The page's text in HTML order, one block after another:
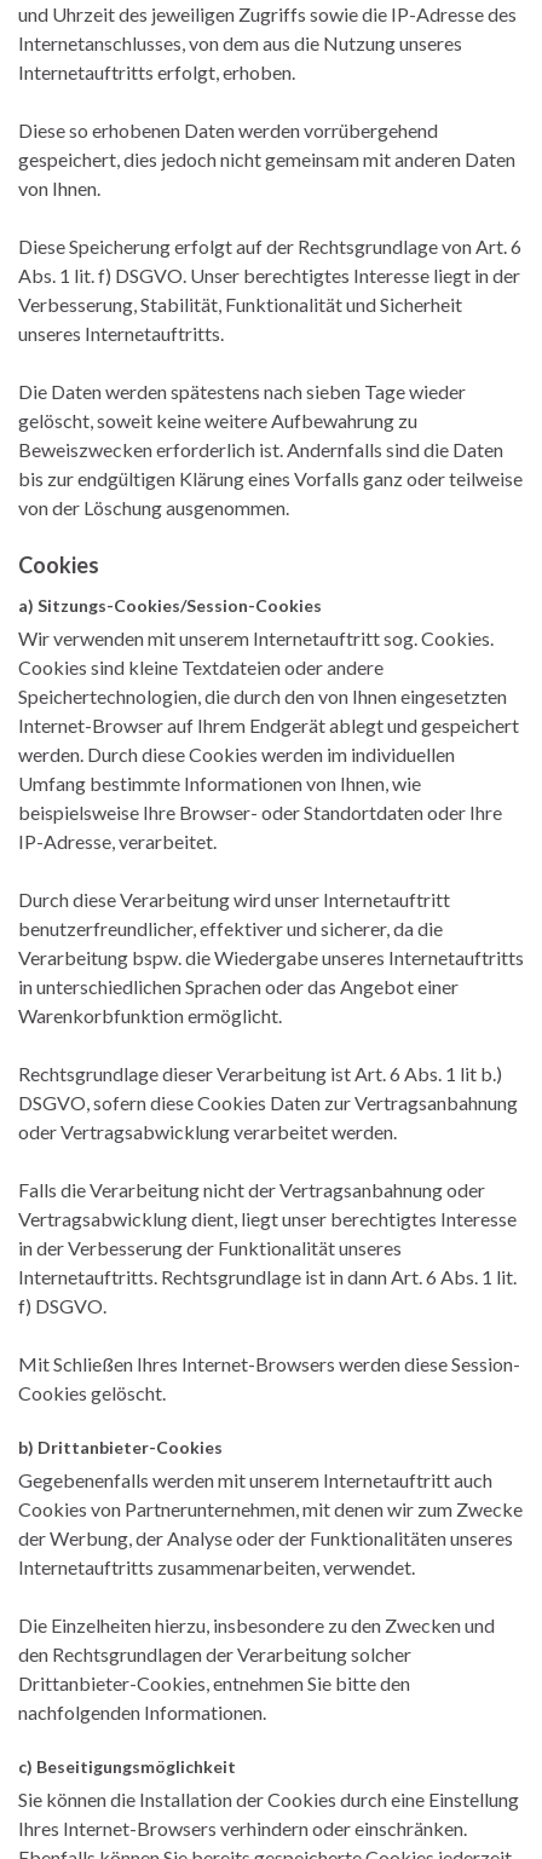
und Uhrzeit des jeweiligen Zugriffs sowie die IP-Adresse des
Internetanschlusses, von dem aus die Nutzung unseres
Internetauftritts erfolgt, erhoben.
Diese so erhobenen Daten werden vorrübergehend
gespeichert, dies jedoch nicht gemeinsam mit anderen Daten
von Ihnen.
Diese Speicherung erfolgt auf der Rechtsgrundlage von Art. 6
Abs. 1 lit. f) DSGVO. Unser berechtigtes Interesse liegt in der
Verbesserung, Stabilität, Funktionalität und Sicherheit
unseres Internetauftritts.
Die Daten werden spätestens nach sieben Tage wieder
gelöscht, soweit keine weitere Aufbewahrung zu
Beweiszwecken erforderlich ist. Andernfalls sind die Daten
bis zur endgültigen Klärung eines Vorfalls ganz oder teilweise
von der Löschung ausgenommen.
Cookies
a) Sitzungs-Cookies/Session-Cookies
Wir verwenden mit unserem Internetauftritt sog. Cookies.
Cookies sind kleine Textdateien oder andere
Speichertechnologien, die durch den von Ihnen eingesetzten
Internet-Browser auf Ihrem Endgerät ablegt und gespeichert
werden. Durch diese Cookies werden im individuellen
Umfang bestimmte Informationen von Ihnen, wie
beispielsweise Ihre Browser- oder Standortdaten oder Ihre
IP-Adresse, verarbeitet.
Durch diese Verarbeitung wird unser Internetauftritt
benutzerfreundlicher, effektiver und sicherer, da die
Verarbeitung bspw. die Wiedergabe unseres Internetauftritts
in unterschiedlichen Sprachen oder das Angebot einer
Warenkorbfunktion ermöglicht.
Rechtsgrundlage dieser Verarbeitung ist Art. 6 Abs. 1 lit b.)
DSGVO, sofern diese Cookies Daten zur Vertragsanbahnung
oder Vertragsabwicklung verarbeitet werden.
Falls die Verarbeitung nicht der Vertragsanbahnung oder
Vertragsabwicklung dient, liegt unser berechtigtes Interesse
in der Verbesserung der Funktionalität unseres
Internetauftritts. Rechtsgrundlage ist in dann Art. 6 Abs. 1 lit.
f) DSGVO.
Mit Schließen Ihres Internet-Browsers werden diese Session-
Cookies gelöscht.
b) Drittanbieter-Cookies
Gegebenenfalls werden mit unserem Internetauftritt auch
Cookies von Partnerunternehmen, mit denen wir zum Zwecke
der Werbung, der Analyse oder der Funktionalitäten unseres
Internetauftritts zusammenarbeiten, verwendet.
Die Einzelheiten hierzu, insbesondere zu den Zwecken und
den Rechtsgrundlagen der Verarbeitung solcher
Drittanbieter-Cookies, entnehmen Sie bitte den
nachfolgenden Informationen.
c) Beseitigungsmöglichkeit
Sie können die Installation der Cookies durch eine Einstellung
Ihres Internet-Browsers verhindern oder einschränken.